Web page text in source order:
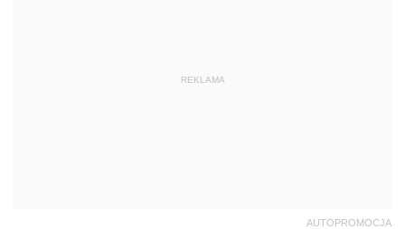
REKLAMA
AUTOPROMOCJA